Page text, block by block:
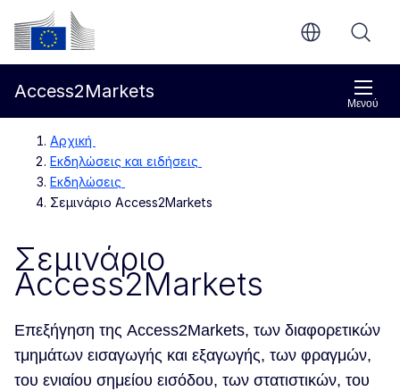
Απευθείας μετάβαση στο κύριο περιεχόμενο
Ευρωπαϊκή Επιτροπή
Μενού
Access2Markets
Αρχική
Εκδηλώσεις και ειδήσεις
Εκδηλώσεις
Σεμινάριο Access2Markets
Σεμινάριο
Access2Markets
Επεξήγηση της Access2Markets, των διαφορετικών
τμημάτων εισαγωγής και εξαγωγής, των φραγμών,
του ενιαίου σημείου εισόδου, των στατιστικών, του